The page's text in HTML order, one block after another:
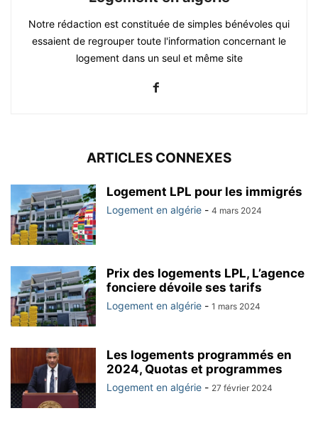
Notre rédaction est constituée de simples bénévoles qui
essaient de regrouper toute l'information concernant le
logement dans un seul et même site
ARTICLES CONNEXES
Logement LPL pour les immigrés
Logement en algérie - 4 mars 2024
Prix des logements LPL, L’agence
fonciere dévoile ses tarifs
Logement en algérie - 1 mars 2024
Les logements programmés en
2024, Quotas et programmes
Logement en algérie - 27 février 2024